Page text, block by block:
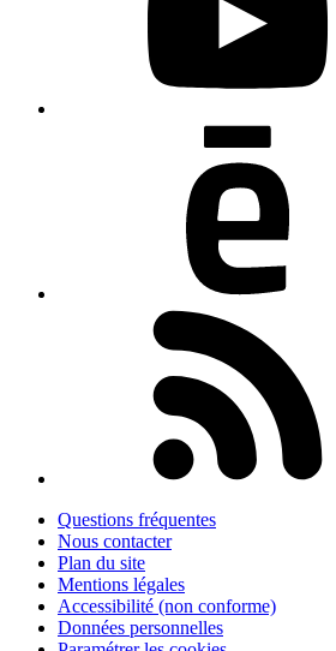
Questions fréquentes
Nous contacter
Plan du site
Mentions légales
Accessibilité (non conforme)
Données personnelles